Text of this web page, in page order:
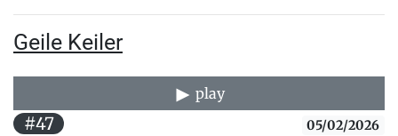
Geile Keiler
play
#47 05/02/2026